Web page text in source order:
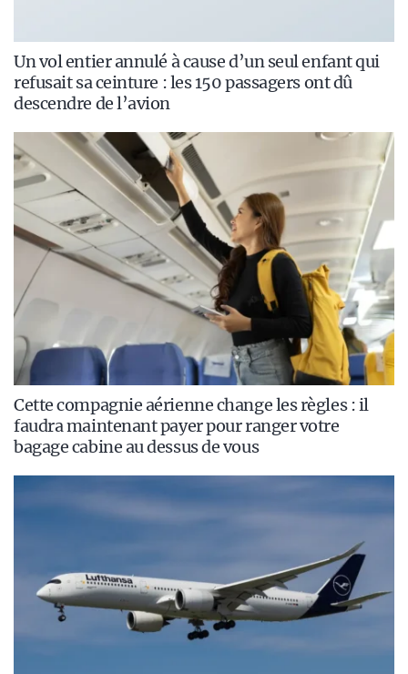
Un vol entier annulé à cause d’un seul enfant qui
refusait sa ceinture : les 150 passagers ont dû
descendre de l’avion
Cette compagnie aérienne change les règles : il
faudra maintenant payer pour ranger votre
bagage cabine au dessus de vous